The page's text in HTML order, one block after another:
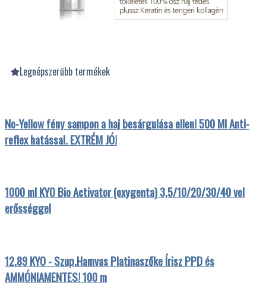
Legnépszerűbb termékek
No-Yellow fény sampon a haj besárgulása ellen! 500 Ml Anti-
reflex hatással. EXTRÉM JÓ!
1000 ml KYO Bio Activator (oxygenta) 3,5/10/20/30/40 vol
erősséggel
12.89 KYO - Szup.Hamvas Platinaszőke Írisz PPD és
AMMÓNIAMENTES! 100 m